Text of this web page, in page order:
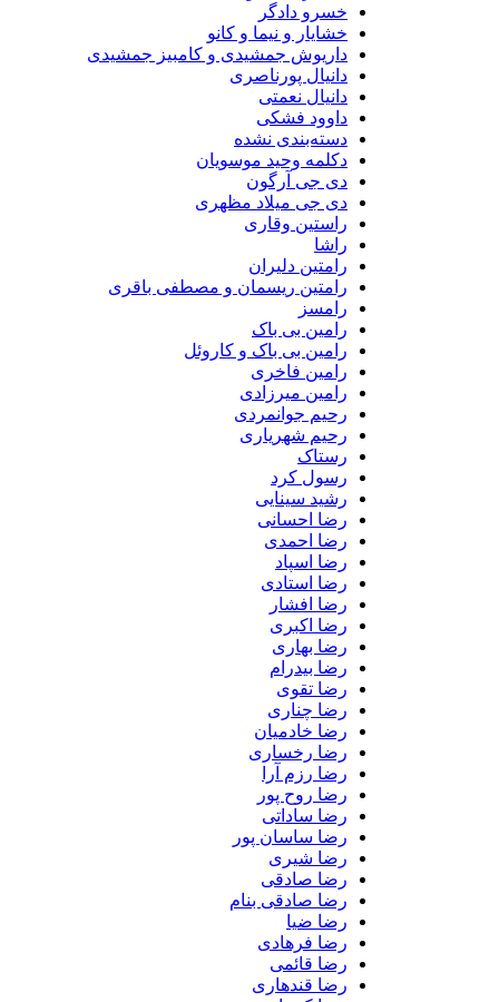
خسرو دادگر
خشایار و نیما و کانو
داریوش جمشیدی و کامبیز جمشیدی
دانیال پورناصری
دانیال نعمتی
داوود فشکی
دسته‌بندی نشده
دکلمه وحید موسویان
دی جی آرگون
دی جی میلاد مظهری
راستین وقاری
رامتین دلیران
رامتین ریسمان و مصطفی باقری
رامین بی باک
رامین بی باک و کاروئل
رامین فاخری
رامین میرزادی
رحیم جوانمردی
رحیم شهریاری
رستاک
رسول کرد
رشید سینایی
رضا احسانی
رضا احمدی
رضا اسپاد
رضا استادی
رضا افشار
رضا اکبری
رضا بهاری
رضا بیدرام
رضا تقوی
رضا چناری
رضا خادمیان
رضا رخساری
رضا رزم آرا
رضا روح پور
رضا ساداتی
رضا ساسان پور
رضا شیری
رضا صادقی
رضا صادقی بنام
رضا ضیا
رضا فرهادی
رضا قائمی
رضا قندهاری